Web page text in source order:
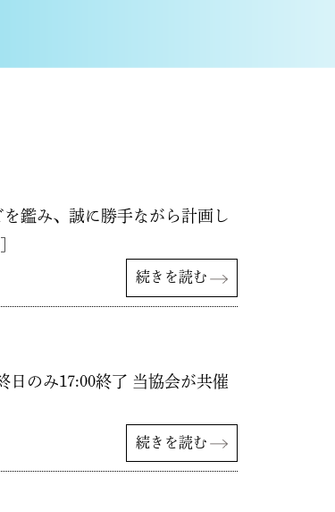
鑑み、誠に勝手ながら計画し
続きを読む
のみ17:00終了 当協会が共催
続きを読む